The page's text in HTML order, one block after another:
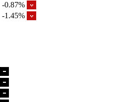
-0.87%
-1.45%